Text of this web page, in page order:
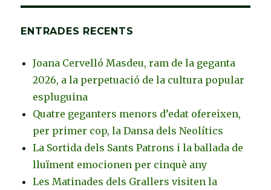
ENTRADES RECENTS
Joana Cervelló Masdeu, ram de la geganta
2026, a la perpetuació de la cultura popular
espluguina
Quatre geganters menors d’edat ofereixen,
per primer cop, la Dansa dels Neolítics
La Sortida dels Sants Patrons i la ballada de
lluïment emocionen per cinquè any
Les Matinades dels Grallers visiten la